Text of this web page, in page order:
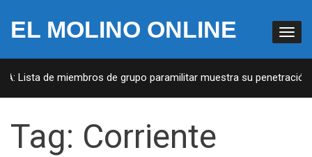
EL MOLINO ONLINE
Lista de miembros de grupo paramilitar muestra su penetración
Tag: Corriente